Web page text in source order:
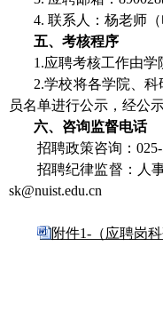
4. 联系人：杨老师（
五、考核程序
1.应聘考核工作由学
2.学校将各学院、科
员名单进行公示，经公
六、咨询监督电话
招聘政策咨询：
招聘纪律监督：人
sk@nuist.edu.cn
附件1-（应聘岗